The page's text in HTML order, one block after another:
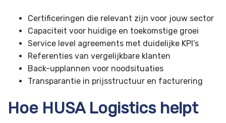
Certificeringen die relevant zijn voor jouw sector
Capaciteit voor huidige en toekomstige groei
Service level agreements met duidelijke KPI’s
Referenties van vergelijkbare klanten
Back-upplannen voor noodsituaties
Transparantie in prijsstructuur en facturering
Hoe HUSA Logistics helpt